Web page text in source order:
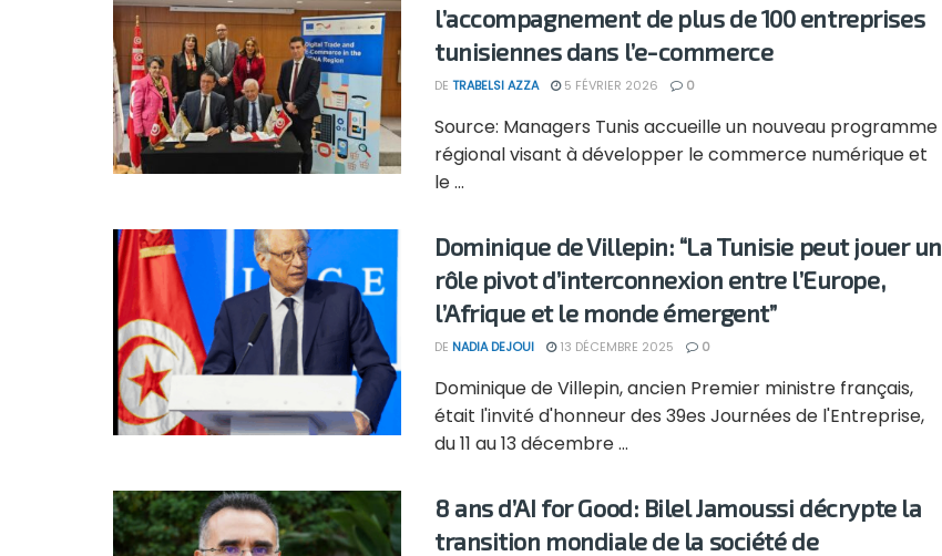
l’accompagnement de plus de 100 entreprises
tunisiennes dans l’e-commerce
DE TRABELSI AZZA 5 FÉVRIER 2026 0
Source: Managers Tunis accueille un nouveau programme
régional visant à développer le commerce numérique et
le ...
Dominique de Villepin: “La Tunisie peut jouer un
rôle pivot d’interconnexion entre l’Europe,
l’Afrique et le monde émergent”
DE NADIA DEJOUI 13 DÉCEMBRE 2025 0
Dominique de Villepin, ancien Premier ministre français,
était l'invité d'honneur des 39es Journées de l'Entreprise,
du 11 au 13 décembre ...
8 ans d’AI for Good: Bilel Jamoussi décrypte la
transition mondiale de la société de